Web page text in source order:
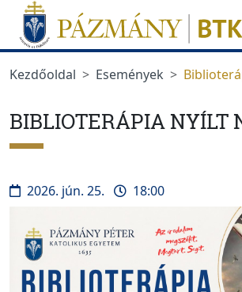
Ugrás a menüre
Ugrás a tartalomra
Kezdőoldal
Események
BIBLIOTERÁPIA NYÍLT
2026. jún. 25. 18:00